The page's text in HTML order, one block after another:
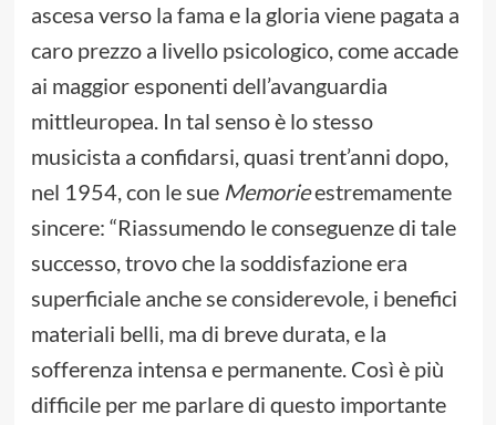
ascesa verso la fama e la gloria viene pagata a
caro prezzo a livello psicologico, come accade
ai maggior esponenti dell’avanguardia
mittleuropea. In tal senso è lo stesso
musicista a confidarsi, quasi trent’anni dopo,
nel 1954, con le sue Memorieestremamente
sincere: “Riassumendo le conseguenze di tale
successo, trovo che la soddisfazione era
superficiale anche se considerevole, i benefici
materiali belli, ma di breve durata, e la
sofferenza intensa e permanente. Così è più
difficile per me parlare di questo importante